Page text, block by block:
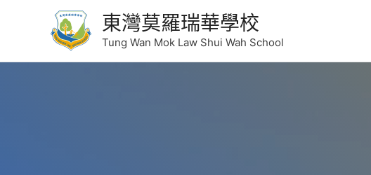
東灣莫羅瑞華學校
Tung Wan Mok Law Shui Wah School